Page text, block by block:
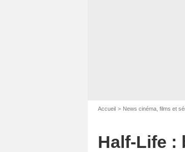
Accueil News cinéma, films et
Half-Life :